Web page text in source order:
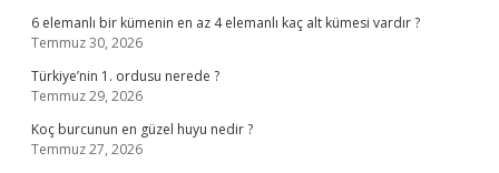
6 elemanlı bir kümenin en az 4 elemanlı kaç alt kümesi vardır ?
Temmuz 30, 2026
Türkiye’nin 1. ordusu nerede ?
Temmuz 29, 2026
Koç burcunun en güzel huyu nedir ?
Temmuz 27, 2026